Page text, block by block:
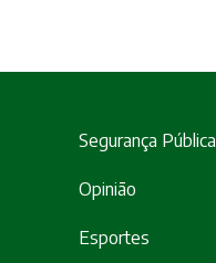
Segurança Pública
Opinião
Esportes